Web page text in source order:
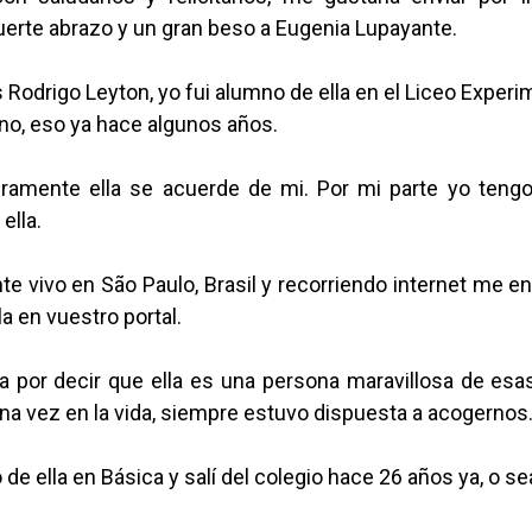
abrazo y un gran beso a Eugenia Lupayante.
Leyton, yo fui alumno de ella en el Liceo
eso ya hace algunos años.
ella se acuerde de mi. Por mi parte yo
vivo en São Paulo, Brasil y recorriendo internet me
en vuestro portal.
por decir que ella es una persona maravillosa de
vez en la vida, siempre estuvo dispuesta a acogernos.
ella en Básica y salí del colegio hace 26 años ya, o